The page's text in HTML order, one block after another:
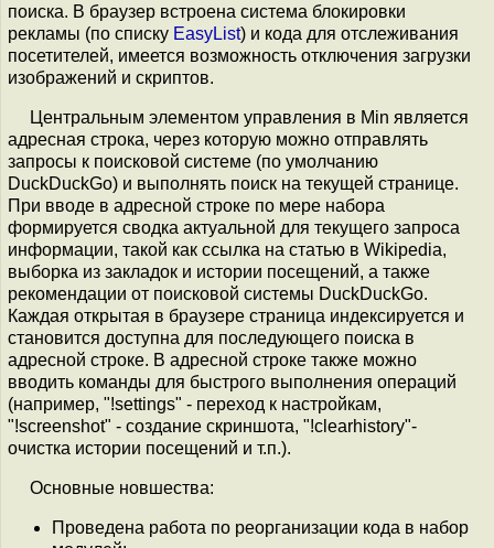
поиска. В браузер встроена система блокировки
рекламы (по списку EasyList) и кода для отслеживания
посетителей, имеется возможность отключения загрузки
изображений и скриптов.
Центральным элементом управления в Min является
адресная строка, через которую можно отправлять
запросы к поисковой системе (по умолчанию
DuckDuckGo) и выполнять поиск на текущей странице.
При вводе в адресной строке по мере набора
формируется сводка актуальной для текущего запроса
информации, такой как ссылка на статью в Wikipedia,
выборка из закладок и истории посещений, а также
рекомендации от поисковой системы DuckDuckGo.
Каждая открытая в браузере страница индексируется и
становится доступна для последующего поиска в
адресной строке. В адресной строке также можно
вводить команды для быстрого выполнения операций
(например, "!settings" - переход к настройкам,
"!screenshot" - создание скриншота, "!clearhistory"-
очистка истории посещений и т.п.).
Основные новшества:
Проведена работа по реорганизации кода в набор